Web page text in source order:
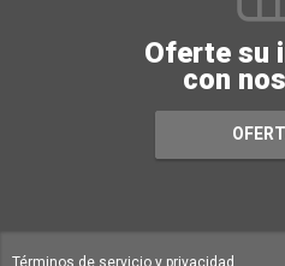
Oferte su
con
Términos de servicio y privacidad